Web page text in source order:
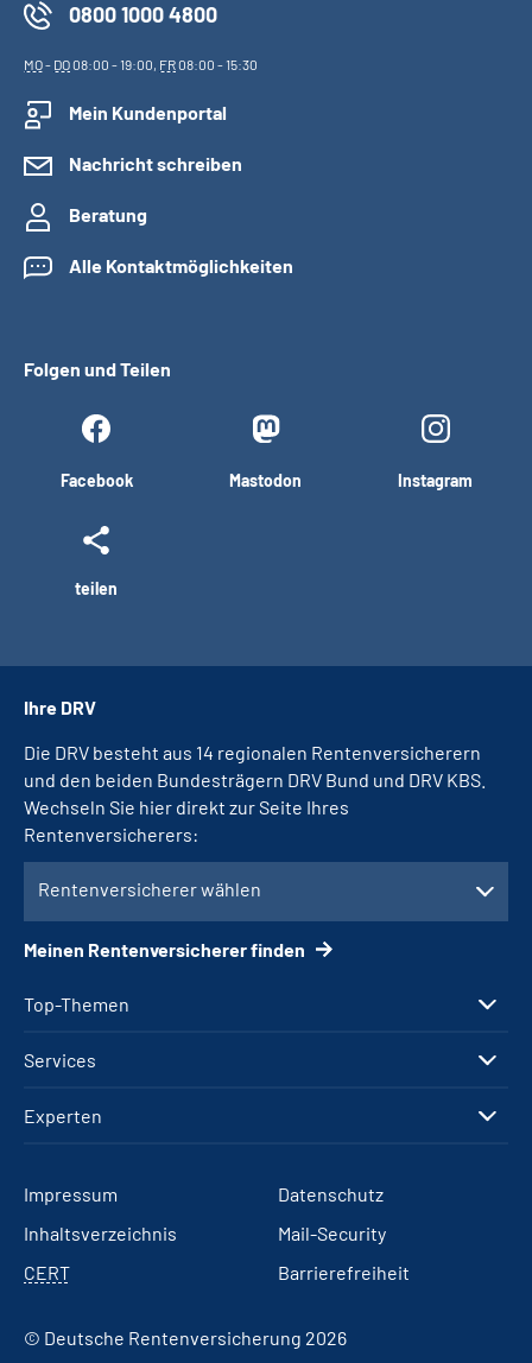
Leichte Sprache
Mein Kundenportal
0800 1000 4800
MO- DO08:00 - 19:00, FR08:00 - 15:30
Mein Kundenportal
Nachricht schreiben
Beratung
Alle Kontaktmöglichkeiten
Folgen und Teilen
Facebook Mastodon Instagram
teilen
Top-Themen
Services
Experten
Ihre DRV
Die DRV besteht aus 14 regionalen Rentenversicherern
und den beiden Bundesträgern DRV Bund und DRV KBS.
Wechseln Sie hier direkt zur Seite Ihres
Rentenversicherers:
Rentenversicherer wählen
Meinen Rentenversicherer finden
Impressum
Datenschutz
Inhaltsverzeichnis
Mail-Security
CERT
Barrierefreiheit
© Deutsche Rentenversicherung 2026